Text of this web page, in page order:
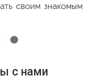
своим знакомым
с нами